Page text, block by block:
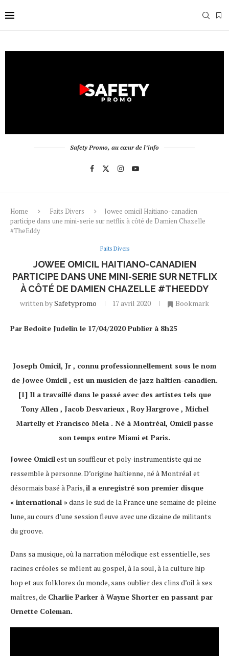
Safety Promo, au cœur de l’info
Home Faits Divers
Jowee omicil Haitiano-canadien
participe dans une mini-serie sur netflix à côté de Damien Chazelle
#TheEddy
Faits Divers
JOWEE OMICIL HAITIANO-CANADIEN
PARTICIPE DANS UNE MINI-SERIE SUR NETFLIX
À CÔTÉ DE DAMIEN CHAZELLE #THEEDDY
written bySafetypromo 17 avril 2020 Bookmark
Par Bedoite Judelin le 17/04/2020 Publier à 8h25
Joseph Omicil, Jr , connu professionnellement sous le nom
de Jowee Omicil , est un musicien de jazz haïtien-canadien.
[1] Il a travaillé dans le passé avec des artistes tels que
Tony Allen , Jacob Desvarieux , Roy Hargrove , Michel
Martelly et Francisco Mela . Né à Montréal, Omicil passe
son temps entre Miami et Paris.
Jowee Omicilest un souffleur et poly-instrumentiste qui ne
ressemble à personne. D’origine haïtienne, né à Montréal et
désormais basé à Paris,il a enregistré son premier disque
« international »dans le sud de la France une semaine de pleine
lune, au cours d’une session fleuve avec une dizaine de militants
du groove.
Dans sa musique, où la narration mélodique est essentielle, ses
racines créoles se mêlent au gospel, à la soul, à la culture hip
hop et aux folklores du monde, sans oublier des clins d’oil à ses
maîtres, de Charlie Parker à Wayne Shorter en passant par
Ornette Coleman.